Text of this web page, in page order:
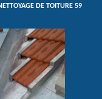
DE TOITURE 59